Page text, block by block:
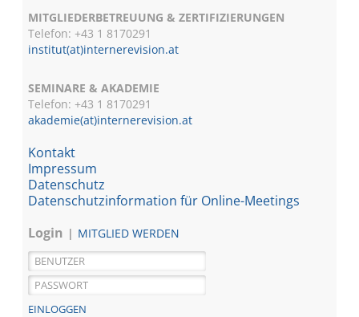
MITGLIEDERBETREUUNG & ZERTIFIZIERUNGEN
Telefon: +43 1 8170291
institut(at)internerevision.at
SEMINARE & AKADEMIE
Telefon: +43 18170291
akademie(at)internerevision.at
Kontakt
Impressum
Datenschutz
Datenschutzinformation für Online-Meetings
Login
MITGLIED WERDEN